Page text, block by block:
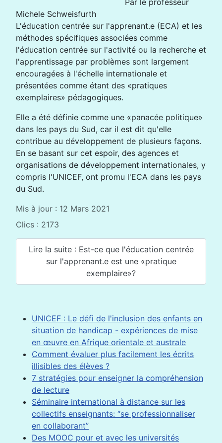
Michele Schweisfurth
L'éducation centrée sur l'apprenant.e (ECA) et les
méthodes spécifiques associées comme
l'éducation centrée sur l'activité ou la recherche et
l'apprentissage par problèmes sont largement
encouragées à l'échelle internationale et
présentées comme étant des «pratiques
exemplaires» pédagogiques.
Elle a été définie comme une «panacée politique»
dans les pays du Sud, car il est dit qu'elle
contribue au développement de plusieurs façons.
En se basant sur cet espoir, des agences et
organisations de développement internationales, y
compris l'UNICEF, ont promu l'ECA dans les pays
du Sud.
Mis à jour : 12 Mars 2021
Clics : 2173
Lire la suite : Est-ce que l'éducation centrée
sur l'apprenant.e est une «pratique
exemplaire»?
UNICEF : Le défi de l'inclusion des enfants en
situation de handicap - expériences de mise
en œuvre en Afrique orientale et australe
Comment évaluer plus facilement les écrits
illisibles des élèves ?
7 stratégies pour enseigner la compréhension
de lecture
Séminaire international à distance sur les
collectifs enseignants: “se professionnaliser
en collaborant”
Des MOOC pour et avec les universités